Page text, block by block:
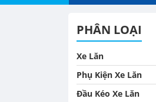
PHÂN LOẠI
Xe Lăn
Phụ Kiện Xe Lăn
Đầu Kéo Xe Lăn